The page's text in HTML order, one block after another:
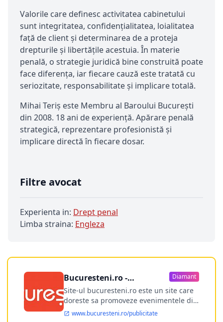
Valorile care definesc activitatea cabinetului
sunt integritatea, confidențialitatea, loialitatea
față de client și determinarea de a proteja
drepturile și libertățile acestuia. În materie
penală, o strategie juridică bine construită poate
face diferența, iar fiecare cauză este tratată cu
seriozitate, responsabilitate și implicare totală.
Mihai Teriș este Membru al Baroului București
din 2008. 18 ani de experiență. Apărare penală
strategică, reprezentare profesionistă și
implicare directă în fiecare dosar.
Filtre avocat
Experienta in: Drept penal
Limba straina: Engleza
Bucuresteni.ro -
publicitate online
Diamant
Site-ul bucuresteni.ro este un site care
doreste sa promoveze evenimentele din
Bucuresti si nu numai, sa puna la
www.bucuresteni.ro/publicitate